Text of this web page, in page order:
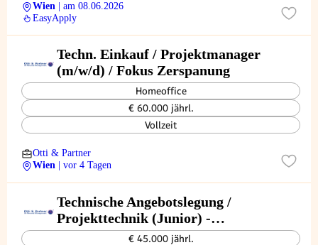
Wien
| am 08.06.2026
EasyApply
Techn. Einkauf / Projektmanager
(m/w/d) / Fokus Zerspanung
Homeoffice
€ 60.000 jährl.
Vollzeit
Otti & Partner
Wien
| vor 4 Tagen
Technische Angebotslegung /
Projekttechnik (Junior) -
Anlagenbau€ 45.000 jährl.